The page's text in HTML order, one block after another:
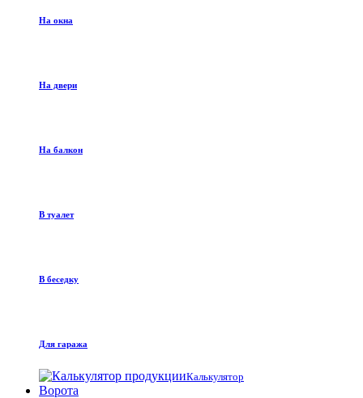
На окна
На двери
На балкон
В туалет
В беседку
Для гаража
Калькулятор
Ворота